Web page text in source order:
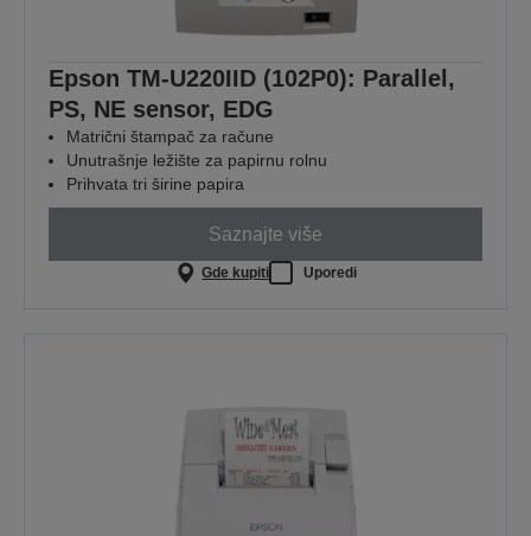
Epson TM-U220IID (102P0): Parallel,
PS, NE sensor, EDG
Matrični štampač za račune
Unutrašnje ležište za papirnu rolnu
Prihvata tri širine papira
Saznajte više
Gde kupiti Uporedi